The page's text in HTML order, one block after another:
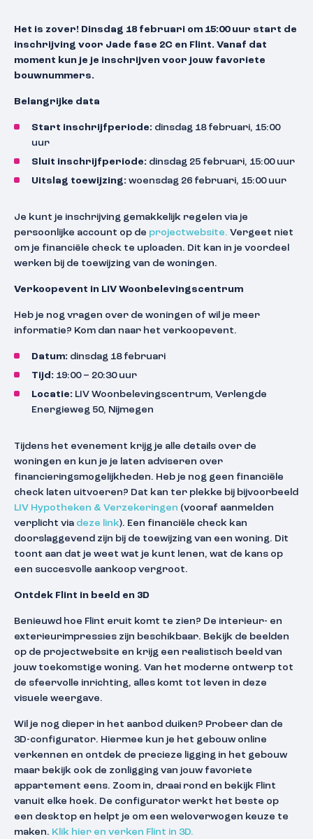
Het is zover! Dinsdag 18 februari om 15:00 uur start de
inschrijving voor Jade fase 2C en Flint. Vanaf dat
moment kun je je inschrijven voor jouw favoriete
bouwnummers.
Belangrijke data
Start inschrijfperiode: dinsdag 18 februari, 15:00
uur
Sluit inschrijfperiode: dinsdag 25 februari, 15:00 uur
Uitslag toewijzing: woensdag 26 februari, 15:00 uur
Je kunt je inschrijving gemakkelijk regelen via je
persoonlijke account op de projectwebsite. Vergeet niet
om je financiële check te uploaden. Dit kan in je voordeel
werken bij de toewijzing van de woningen.
Verkoopevent in LIV Woonbelevingscentrum
Heb je nog vragen over de woningen of wil je meer
informatie? Kom dan naar het verkoopevent.
Datum: dinsdag 18 februari
Tijd: 19:00 – 20:30 uur
Locatie: LIV Woonbelevingscentrum, Verlengde
Energieweg 50, Nijmegen
Tijdens het evenement krijg je alle details over de
woningen en kun je je laten adviseren over
financieringsmogelijkheden. Heb je nog geen financiële
check laten uitvoeren? Dat kan ter plekke bij bijvoorbeeld
LIV Hypotheken & Verzekeringen (vooraf aanmelden
verplicht via deze link). Een financiële check kan
doorslaggevend zijn bij de toewijzing van een woning. Dit
toont aan dat je weet wat je kunt lenen, wat de kans op
een succesvolle aankoop vergroot.
Ontdek Flint in beeld en 3D
Benieuwd hoe Flint eruit komt te zien? De interieur- en
exterieurimpressies zijn beschikbaar. Bekijk de beelden
op de projectwebsite en krijg een realistisch beeld van
jouw toekomstige woning. Van het moderne ontwerp tot
de sfeervolle inrichting, alles komt tot leven in deze
visuele weergave.
Wil je nog dieper in het aanbod duiken? Probeer dan de
3D-configurator. Hiermee kun je het gebouw online
verkennen en ontdek de precieze ligging in het gebouw
maar bekijk ook de zonligging van jouw favoriete
appartement eens. Zoom in, draai rond en bekijk Flint
vanuit elke hoek. De configurator werkt het beste op
een desktop en helpt je om een weloverwogen keuze te
maken. Klik hier en verken Flint in 3D.